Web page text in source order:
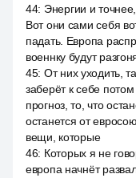
44: Энергии и
Вот они сами себя
падать. Европа
военнку будут
45: От них уходить,
заберёт к себе
прогноз, то, что
останется от
вещи, которые
46: Которых я не
европа начнёт